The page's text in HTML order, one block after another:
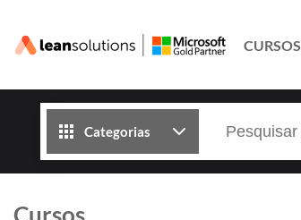
CURSOS
Categorias